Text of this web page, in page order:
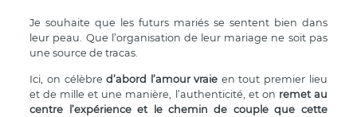
Je souhaite que les futurs mariés se sentent bien dans
leur peau. Que l’organisation de leur mariage ne soit pas
une source de tracas.
Ici, on célèbred’abord l’amour vraie en tout premier lieu
et de mille et une manière, l’authenticité, et on remet au
centre l’expérience et le chemin de couple que cette